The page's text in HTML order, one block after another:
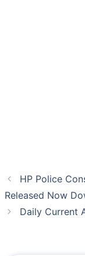
HP Police
Released Now
Daily Current